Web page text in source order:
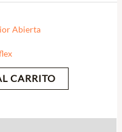
Abierta
CARRITO